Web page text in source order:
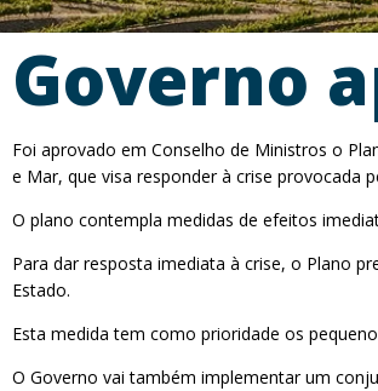
Governo
Foi aprovado em Conselho de Ministros o
e Mar, que visa responder à crise provocada
O plano contempla medidas de efeitos
Para dar resposta imediata à crise, o Plano
Estado.
Esta medida tem como prioridade os
O Governo vai também implementar um